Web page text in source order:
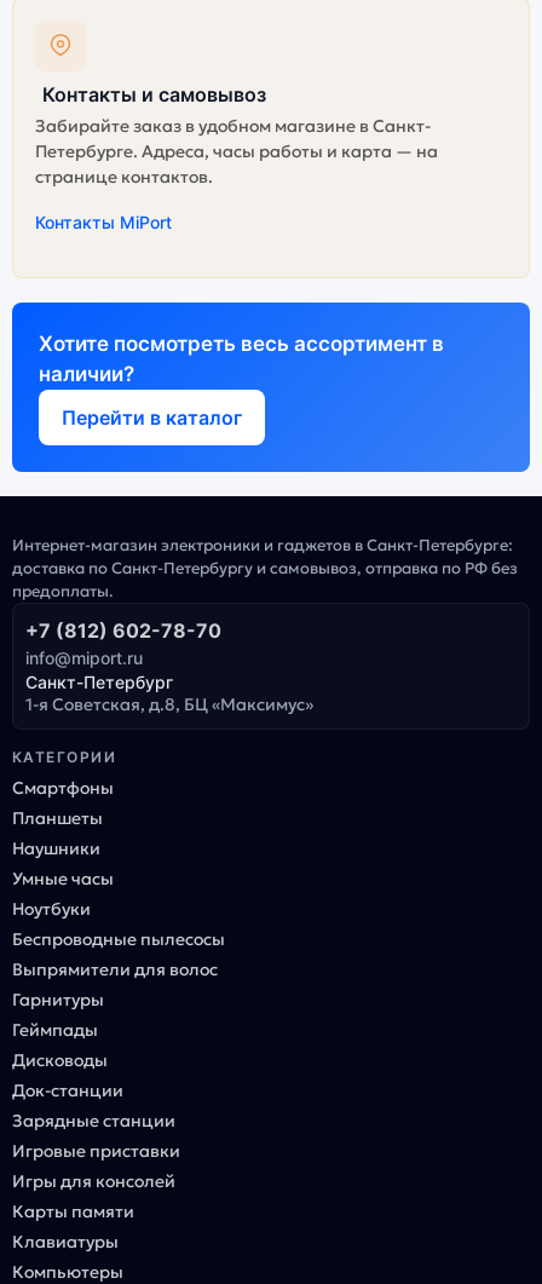
Контакты и самовывоз
Забирайте заказ в удобном магазине в Санкт-
Петербурге. Адреса, часы работы и карта — на
странице контактов.
Контакты MiPort
Хотите посмотреть весь ассортимент в
наличии?
Перейти в каталог
Интернет-магазин электроники и гаджетов в Санкт-Петербурге:
доставка по Санкт-Петербургу и самовывоз, отправка по РФ без
предоплаты.
+7 (812) 602-78-70
info@miport.ru
Санкт-Петербург
1-я Советская, д.8, БЦ «Максимус»
КАТЕГОРИИ
Смартфоны
Планшеты
Наушники
Умные часы
Ноутбуки
Беспроводные пылесосы
Выпрямители для волос
Гарнитуры
Геймпады
Дисководы
Док-станции
Зарядные станции
Игровые приставки
Игры для консолей
Карты памяти
Клавиатуры
Компьютеры